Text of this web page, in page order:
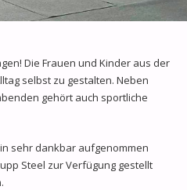
Die Frauen und Kinder aus der
selbst zu gestalten. Neben
gehört auch sportliche
sehr dankbar aufgenommen
Steel zur Verfügung gestellt